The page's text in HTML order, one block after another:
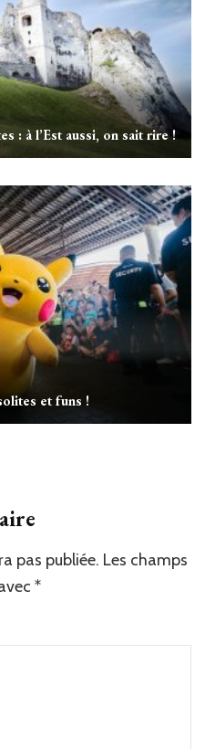
: à l’Est aussi, on sait rire !
et funs !
pas publiée. Les champs
*